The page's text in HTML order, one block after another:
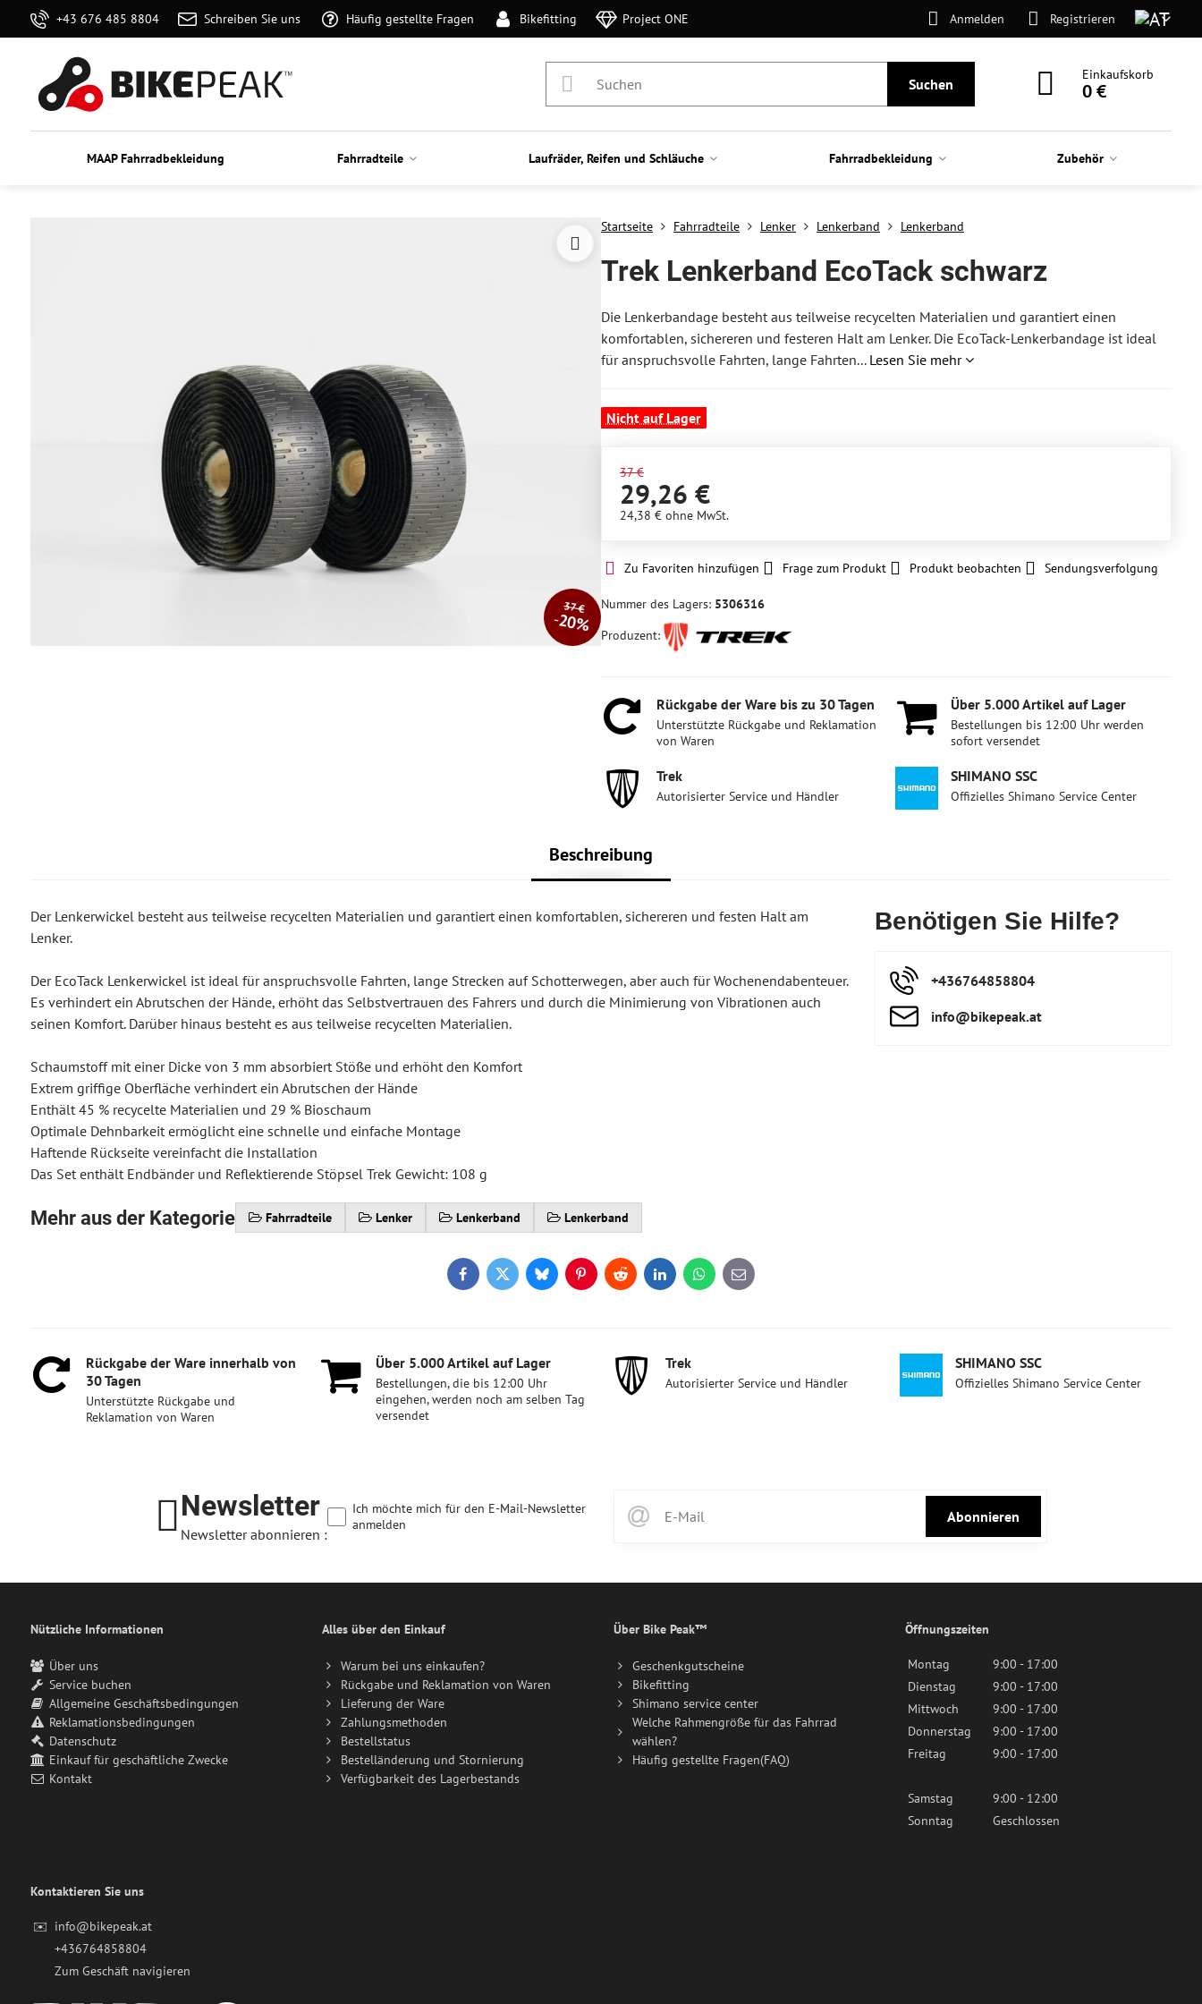
+43 676 485 8804 Schreiben Sie uns Häufig gestellte Fragen Bikefitting Project ONE Anmelden Registrieren
Suchen
Einkaufskorb
0 €
MAAP Fahrradbekleidung Fahrradteile Laufräder, Reifen und Schläuche Fahrradbekleidung Zubehör
37 €
20%
Startseite Fahrradteile Lenker Lenkerband Lenkerband
Trek Lenkerband EcoTack schwarz
Die Lenkerbandage besteht aus teilweise recycelten Materialien und garantiert einen
komfortablen, sichereren und festeren Halt am Lenker. Die EcoTack-Lenkerbandage ist ideal
für anspruchsvolle Fahrten, lange Fahrten... Lesen Sie mehr
Nicht auf Lager
37 €
29,26 €
24,38 € ohne MwSt.
Zu Favoriten hinzufügen Frage zum Produkt Produkt beobachten Sendungsverfolgung
Nummer des Lagers: 5306316
Produzent:
Rückgabe der Ware bis zu 30 Tagen
Unterstützte Rückgabe und Reklamation
von Waren
Über 5​.000 Artikel auf Lager
Bestellungen bis 12:00 Uhr werden
sofort versendet
Trek
Autorisierter Service und Händler
SHIMANO SSC
Offizielles Shimano Service Center
Beschreibung
Der Lenkerwickel besteht aus teilweise recycelten Materialien und garantiert einen komfortablen, sichereren und festen Halt am
Lenker.
Der EcoTack Lenkerwickel ist ideal für anspruchsvolle Fahrten, lange Strecken auf Schotterwegen, aber auch für Wochenendabenteuer.
Es verhindert ein Abrutschen der Hände, erhöht das Selbstvertrauen des Fahrers und durch die Minimierung von Vibrationen auch
seinen Komfort. Darüber hinaus besteht es aus teilweise recycelten Materialien.
Schaumstoff mit einer Dicke von 3 mm absorbiert Stöße und erhöht den Komfort
Extrem griffige Oberfläche verhindert ein Abrutschen der Hände
Enthält 45 % recycelte Materialien und 29 % Bioschaum
Optimale Dehnbarkeit ermöglicht eine schnelle und einfache Montage
Haftende Rückseite vereinfacht die Installation
Das Set enthält Endbänder und Reflektierende Stöpsel Trek Gewicht: 108 g
Mehr aus der Kategorie Fahrradteile Lenker Lenkerband Lenkerband
Benötigen Sie Hilfe?
+436764858804
info​@bikepeak​.at
FacebookTwitterBlueskyPinterestRedditLinkedInWhatsApp
E-
mail
Rückgabe der Ware innerhalb von
30 Tagen
Unterstützte Rückgabe und
Reklamation von Waren
Über 5​.000 Artikel auf Lager
Bestellungen, die bis 12:00 Uhr
eingehen, werden noch am selben Tag
versendet
Trek
Autorisierter Service und Händler
SHIMANO SSC
Offizielles Shimano Service Center
Newsletter
Newsletter abonnieren :
Abonnieren
Ich möchte mich für den E-Mail-Newsletter
anmelden
Nützliche Informationen
Über uns
Service buchen
Allgemeine Geschäftsbedingungen
Reklamationsbedingungen
Datenschutz
Einkauf für geschäftliche Zwecke
Kontakt
Alles über den Einkauf
Warum bei uns einkaufen?
Rückgabe und Reklamation von Waren
Lieferung der Ware
Zahlungsmethoden
Bestellstatus
Bestelländerung und Stornierung
Verfügbarkeit des Lagerbestands
Über Bike Peak™
Geschenkgutscheine
Bikefitting
Shimano service center
Welche Rahmengröße für das Fahrrad
wählen?
Häufig gestellte Fragen(FAQ)
Öffnungszeiten
Montag
9:00 - 17:00
Dienstag
9:00 - 17:00
Mittwoch
9:00 - 17:00
Donnerstag
9:00 - 17:00
Freitag
9:00 - 17:00
Samstag
9:00 - 12:00
Sonntag
Geschlossen
Kontaktieren Sie uns
✉️ info@bikepeak.at
+436764858804
Zum Geschäft navigieren